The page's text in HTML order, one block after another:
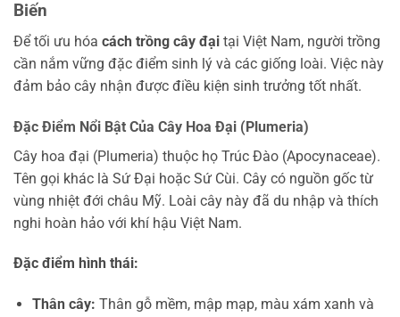
Biến
Để tối ưu hóa cách trồng cây đại tại Việt Nam, người trồng
cần nắm vững đặc điểm sinh lý và các giống loài. Việc này
đảm bảo cây nhận được điều kiện sinh trưởng tốt nhất.
Đặc Điểm Nổi Bật Của Cây Hoa Đại (Plumeria)
Cây hoa đại (Plumeria) thuộc họ Trúc Đào (Apocynaceae).
Tên gọi khác là Sứ Đại hoặc Sứ Cùi. Cây có nguồn gốc từ
vùng nhiệt đới châu Mỹ. Loài cây này đã du nhập và thích
nghi hoàn hảo với khí hậu Việt Nam.
Đặc điểm hình thái:
Thân cây: Thân gỗ mềm, mập mạp, màu xám xanh và